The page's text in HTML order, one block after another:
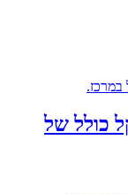
כולל של